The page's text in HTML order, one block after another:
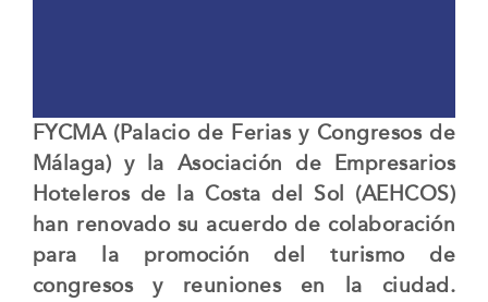
FYCMA (Palacio de Ferias y Congresos de
Málaga) y la Asociación de Empresarios
Hoteleros de la Costa del Sol (AEHCOS)
han renovado su acuerdo de colaboración
para la promoción del turismo de
congresos y reuniones en la ciudad.